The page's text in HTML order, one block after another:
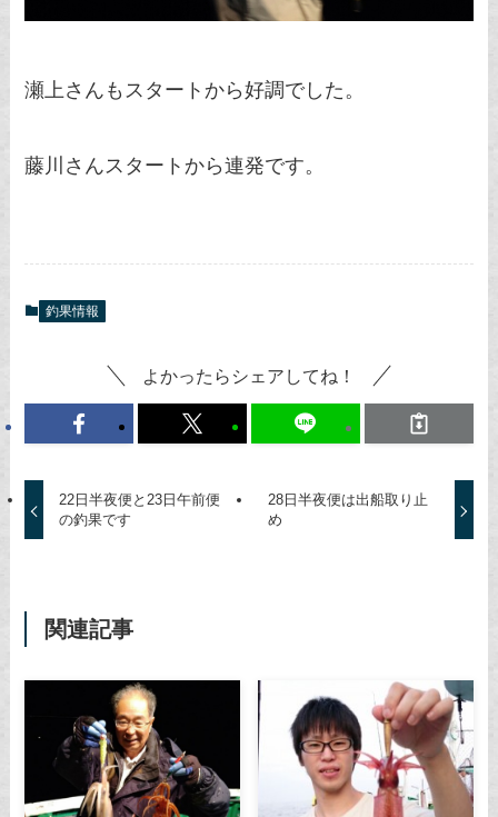
瀬上さんもスタートから好調でした。
藤川さんスタートから連発です。
釣果情報
よかったらシェアしてね！
22日半夜便と23日午前便
の釣果です
28日半夜便は出船取り止
め
関連記事